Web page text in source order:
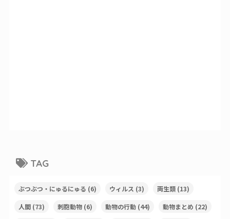
TAG
ぶつぶつ・にゅるにゅる (6) ウィルス (3) 両生類(13)
人間(73) 刺胞動物(6) 動物の行動(44) 動物まとめ (22)